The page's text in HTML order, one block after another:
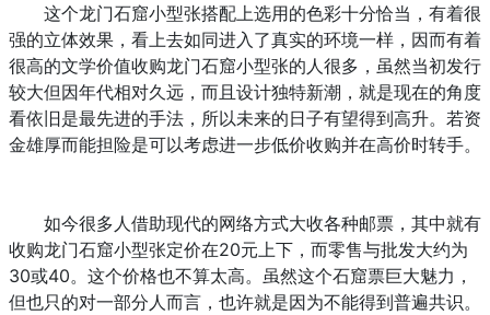
这个龙门石窟小型张搭配上选用的色彩十分恰当，有着很
强的立体效果，看上去如同进入了真实的环境一样，因而有着
很高的文学价值收购龙门石窟小型张的人很多，虽然当初发行
较大但因年代相对久远，而且设计独特新潮，就是现在的角度
看依旧是最先进的手法，所以未来的日子有望得到高升。若资
金雄厚而能担险是可以考虑进一步低价收购并在高价时转手。
如今很多人借助现代的网络方式大收各种邮票，其中就有
收购龙门石窟小型张定价在20元上下，而零售与批发大约为
30或40。这个价格也不算太高。虽然这个石窟票巨大魅力，
但也只的对一部分人而言，也许就是因为不能得到普遍共识。